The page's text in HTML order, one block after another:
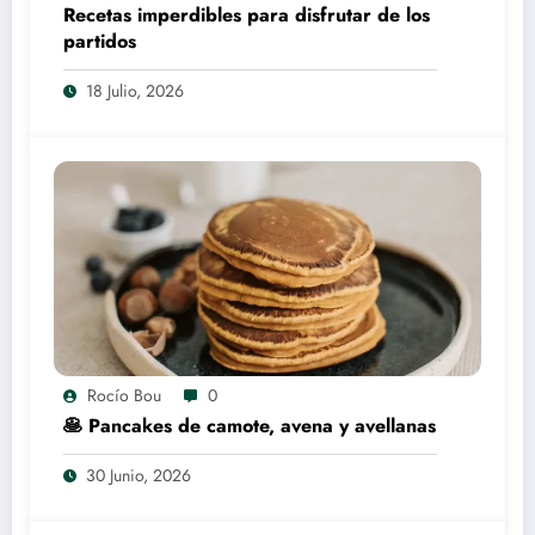
Recetas imperdibles para disfrutar de los
partidos
18 Julio, 2026
Rocío Bou 0
🥞 Pancakes de camote, avena y avellanas
30 Junio, 2026